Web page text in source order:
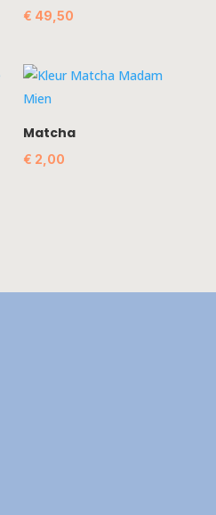
€ 49,50
Matcha
€ 2,00